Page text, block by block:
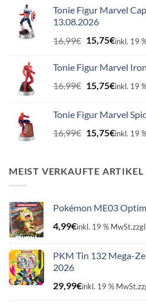
Tonie Figur Marvel
13.08.2026
16,99€ Ursprünglicher
16,99€
15,75€
15,75€.
inkl. 19
Tonie Figur Marvel
16,99€ Ursprünglicher
Preis
16,99€
15,75€
15,75€.
inkl. 19
Tonie Figur Marvel
16,99€ Ursprünglicher
Preis
16,99€
15,75€
15,75€.
inkl. 19
MEIST VERKAUFTE ARTIKEL
Pokémon ME03
4,99€inkl. 19 % MwSt.zzgl.
PKM Tin 132 Mega-
2026
29,99€inkl. 19 % MwSt.